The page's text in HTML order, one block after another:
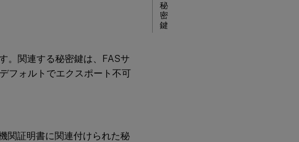
。関連する秘密鍵は、FASサ
フォルトでエクスポート不可
関証明書に関連付けられた秘
秘
密
鍵